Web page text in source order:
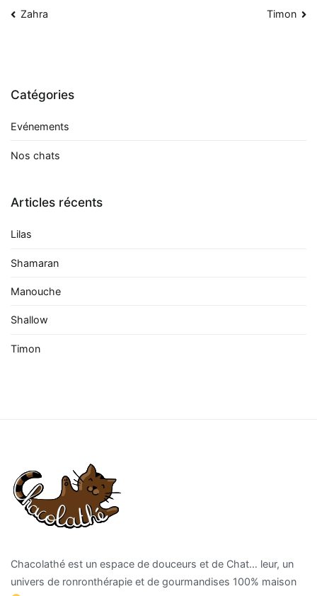
Navigation
Zahra Timon
Catégories
Evénements
Nos chats
Articles récents
Lilas
Shamaran
Manouche
Shallow
Timon
Chacolathé est un espace de douceurs et de Chat… leur, un
univers de ronronthérapie et de gourmandises 100% maison